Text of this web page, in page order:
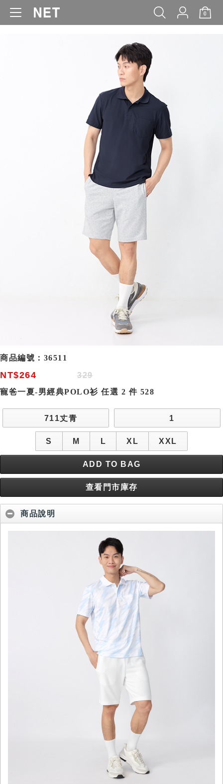
0
WOMEN MEN KIDS BABY
商品編號： 36511
NT$264
329
寵爸一夏-男經典POLO衫 任選 2 件 528
711丈青 1
S M L XL XXL
ADD TO BAG
查看門市庫存
商品說明